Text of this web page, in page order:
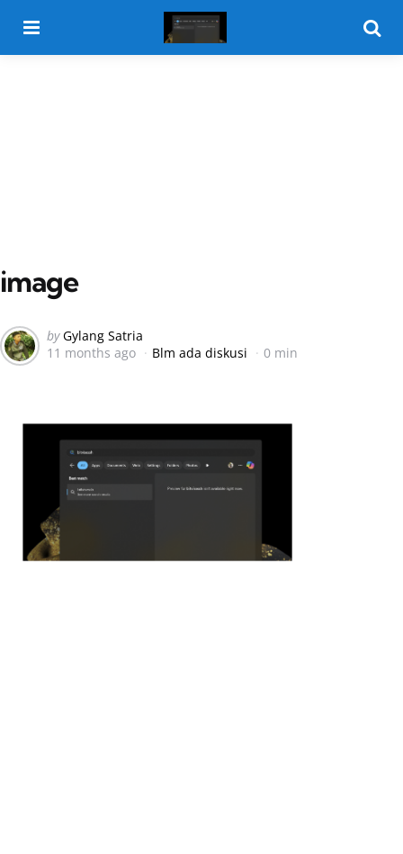
image
Posted
by
by Gylang Satria
11 months ago
Blm ada diskusi 0 min